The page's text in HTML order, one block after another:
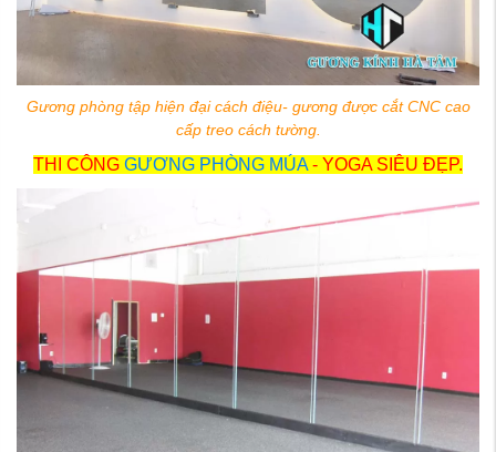
Gương phòng tập hiện đại cách điệu- gương được cắt CNC cao
cấp treo cách tường.
THI CÔNG GƯƠNG PHÒNG MÚA- YOGA SIÊU ĐẸP.